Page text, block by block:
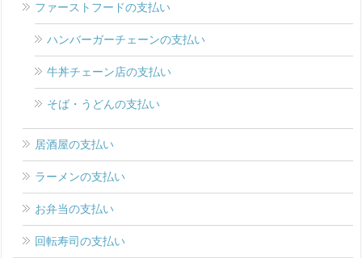
ファーストフードの支払い
ハンバーガーチェーンの支払い
牛丼チェーン店の支払い
そば・うどんの支払い
居酒屋の支払い
ラーメンの支払い
お弁当の支払い
回転寿司の支払い